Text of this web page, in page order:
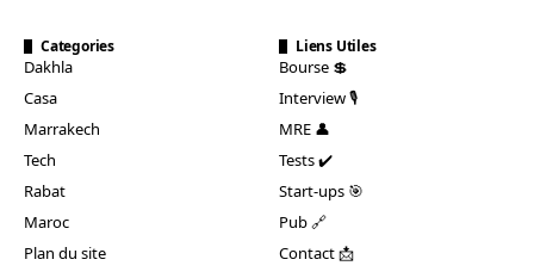
Categories
Dakhla
Casa
Marrakech
Tech
Rabat
Maroc
Plan du site
Liens Utiles
Bourse 💲
Interview 🎙️
MRE 👤
Tests ✔️
Start-ups 🎯
Pub 🔗
Contact 📩